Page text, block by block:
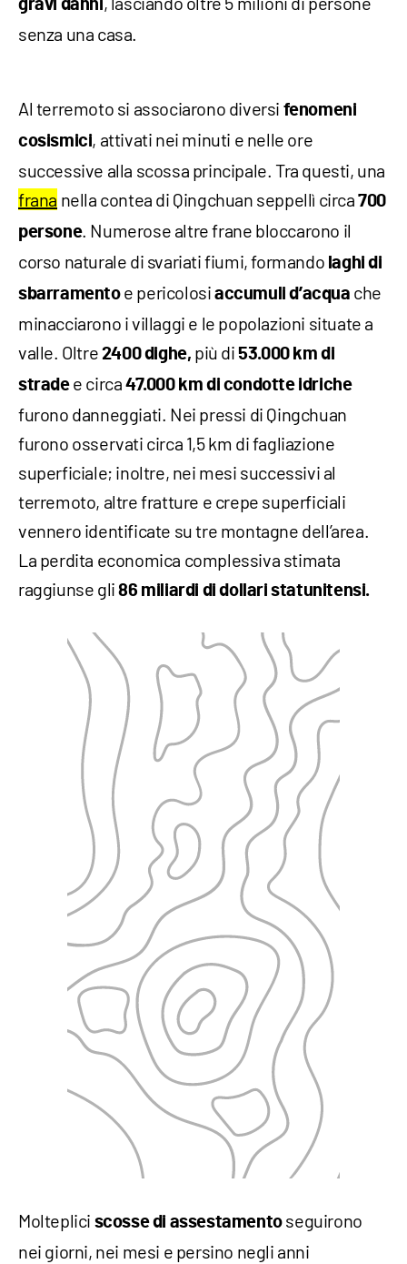
gravi danni
senza una casa.
Al terremoto si associarono diversi fenomeni
cosismici, attivati nei minuti e nelle ore
successive alla scossa principale. Tra questi, una
frana nella contea di Qingchuan seppellì circa700
persone. Numerose altre frane bloccarono il
corso naturale di svariati fiumi, formando laghi di
sbarramentoe pericolosiaccumuli d’acqua che
minacciarono i villaggi e le popolazioni situate a
valle. Oltre 2400 dighe, più di53.000 km di
stradee circa47.000 km di condotte idriche
furono danneggiati. Nei pressi di Qingchuan
furono osservati circa 1,5 km di fagliazione
superficiale; inoltre, nei mesi successivi al
terremoto, altre fratture e crepe superficiali
vennero identificate su tre montagne dell’area.
La perdita economica complessiva stimata
raggiunse gli86 miliardi di dollari statunitensi.
Molteplici scosse di assestamentoseguirono
nei giorni, nei mesi e persino negli anni